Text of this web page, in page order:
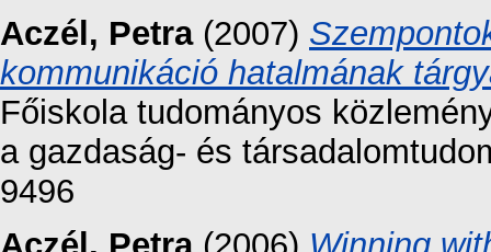
Aczél, Petra(2007)
kommunikáció hatalmának
Főiskola tudományos
a gazdaság- és
9496
Aczél, Petra(2006) Winning